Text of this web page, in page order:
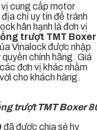
cung cấp motor
chỉ uy tín để tránh
hân hạnh là đơn vị
trượt TMT Boxer
Vinalock được nhập
chính hãng. Giá
đơn vị khác nhằm
cho khách hàng.
trượt TMT Boxer
đã được chia sẻ hy